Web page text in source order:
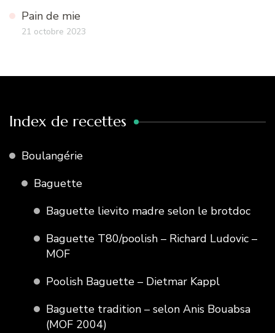
Pain de mie
21 octobre 2023
Index de recettes
Boulangérie
Baguette
Baguette lievito madre selon le brotdoc
Baguette T80/poolish – Richard Ludovic –
MOF
Poolish Baguette – Dietmar Kappl
Baguette tradition – selon Anis Bouabsa
(MOF 2004)